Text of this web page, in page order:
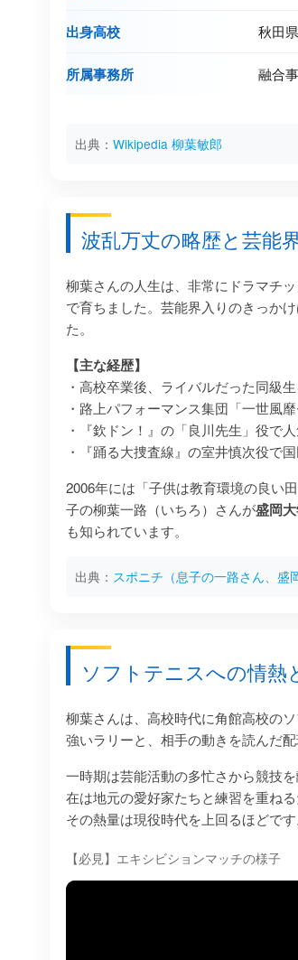
出身高校 秋田
所属事務所 融合
出典：Wikipedia 柳葉敏郎
波乱万丈の略歴と芸能
柳葉さんの人生は、非常にドラマチ
で育ちました。芸能界入りのきっか
た。
【主な経歴】
・高校卒業後、ライバルだった同級生
・路上パフォーマンス集団「一世風
・『欽ドン！』の「良川先生」役で
・『踊る大捜査線』の室井慎次役で国
2006年には「子供は教育環境の良い
子の柳葉一路（いちろ）さんが盛岡
も知られています。
出典： スポニチ（息子の一路さん、盛
ソフトテニスへの情熱
柳葉さんは、高校時代に角館高校の
強いラリーと、相手の動きを読んだ配
一時期は芸能活動の多忙さから競技
在は地元の愛好家たちと練習を重ね
その熱量は現役時代を上回るほどです
【必見】エキシビションマッチの様子